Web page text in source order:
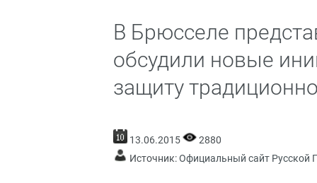
В Брюсселе
обсудили новые
защиту
13.06.2015
2880
Источник:Официальный сайт Русской